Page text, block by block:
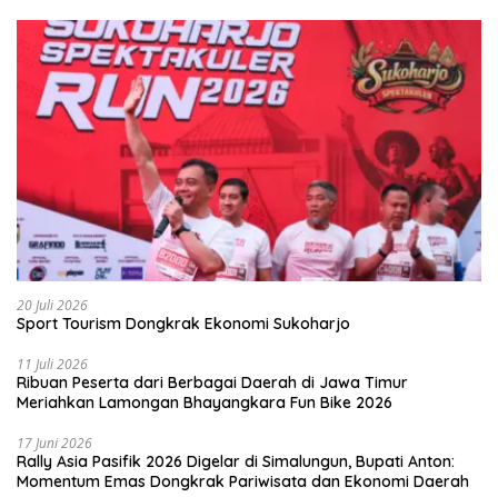
20 Juli 2026
Sport Tourism Dongkrak Ekonomi Sukoharjo
11 Juli 2026
Ribuan Peserta dari Berbagai Daerah di Jawa Timur
Meriahkan Lamongan Bhayangkara Fun Bike 2026
17 Juni 2026
Rally Asia Pasifik 2026 Digelar di Simalungun, Bupati Anton:
Momentum Emas Dongkrak Pariwisata dan Ekonomi Daerah